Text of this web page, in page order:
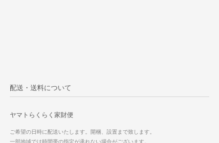
配送・送料について
ヤマトらくらく家財便
ご希望の日時に配送いたします。開梱、設置まで致します。
一部地域では時間帯の指定が承れない場合がございます。